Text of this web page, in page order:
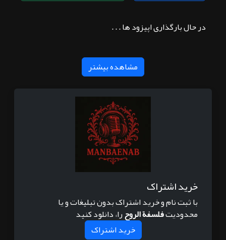
در حال بارگذاری اپیزود ها . . .
مشاهده بیشتر
خرید اشتراک
با ثبت نام و خرید اشتراک بدون تبلیغات و یا
محدودیتفلسفة الروحرا، دانلود کنید
خرید اشتراک